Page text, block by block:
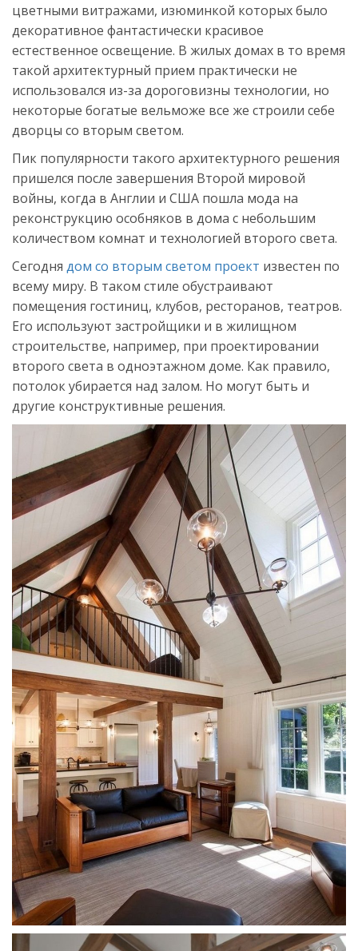
цветными витражами, изюминкой которых было
декоративное фантастически красивое
естественное освещение. В жилых домах в то время
такой архитектурный прием практически не
использовался из-за дороговизны технологии, но
некоторые богатые вельможе все же строили себе
дворцы со вторым светом.
Пик популярности такого архитектурного решения
пришелся после завершения Второй мировой
войны, когда в Англии и США пошла мода на
реконструкцию особняков в дома с небольшим
количеством комнат и технологией второго света.
Сегодня дом со вторым светом проект известен по
всему миру. В таком стиле обустраивают
помещения гостиниц, клубов, ресторанов, театров.
Его используют застройщики и в жилищном
строительстве, например, при проектировании
второго света в одноэтажном доме. Как правило,
потолок убирается над залом. Но могут быть и
другие конструктивные решения.